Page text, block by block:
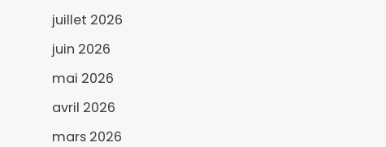
juillet 2026
juin 2026
mai 2026
avril 2026
mars 2026